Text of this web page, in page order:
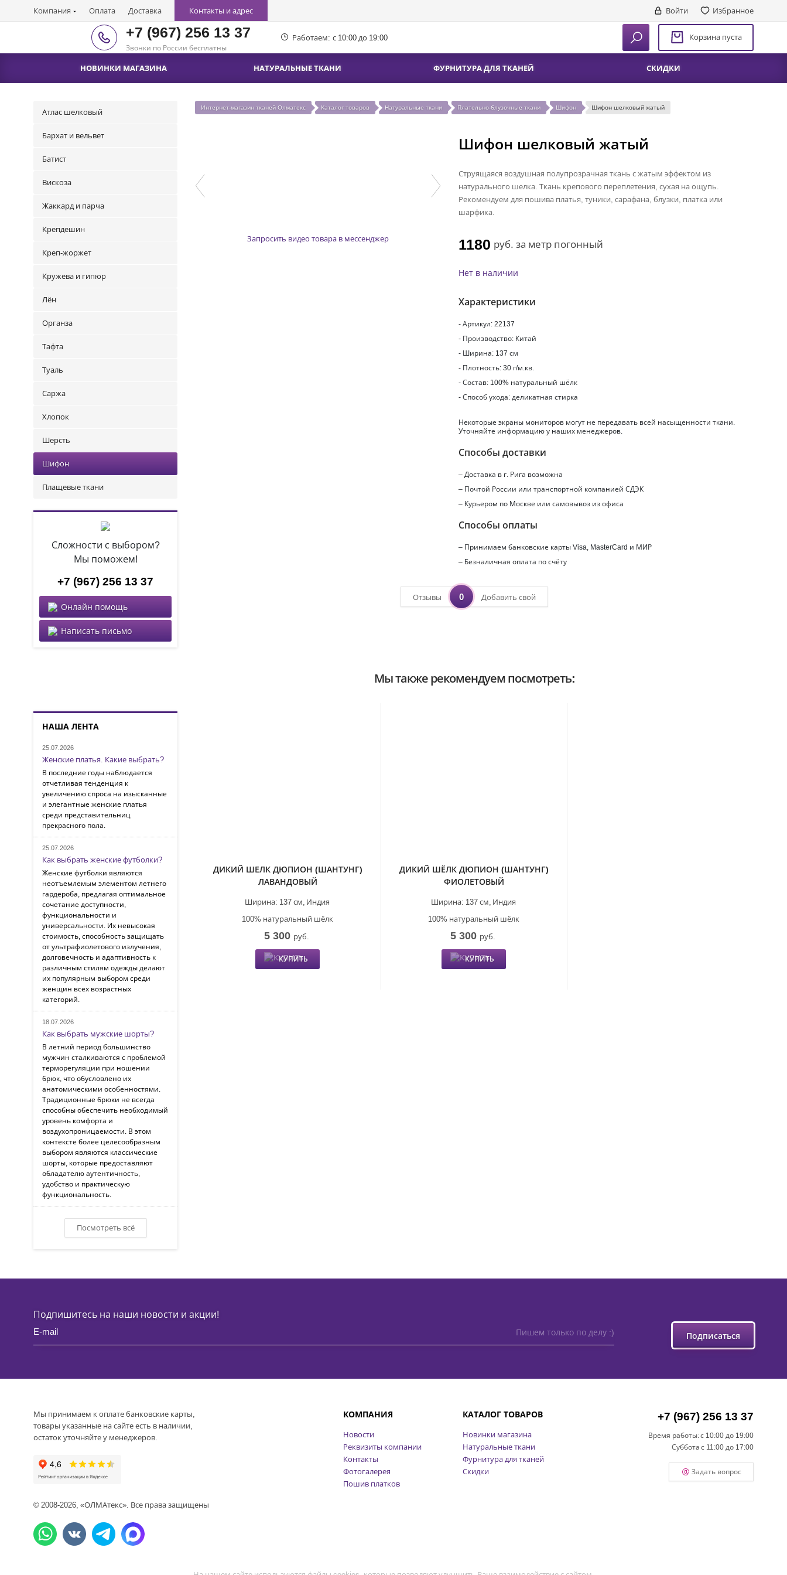
Компания Оплата Доставка Контакты и адрес Войти Избранное
+7 (967) 256 13 37
Звонки по России бесплатны
Работаем: с 10:00 до 19:00 Корзина пуста
НОВИНКИ МАГАЗИНА НАТУРАЛЬНЫЕ ТКАНИ ФУРНИТУРА ДЛЯ ТКАНЕЙ СКИДКИ
Атлас шелковый
Бархат и вельвет
Батист
Вискоза
Жаккард и парча
Крепдешин
Креп-жоржет
Кружева и гипюр
Лён
Органза
Тафта
Туаль
Саржа
Хлопок
Шерсть
Шифон
Плащевые ткани
Сложности с выбором?
Мы поможем!
+7 (967) 256 13 37
Онлайн помощь
Написать письмо
НАША ЛЕНТА
25.07.2026
Женские платья. Какие выбрать?
В последние годы наблюдается
отчетливая тенденция к
увеличению спроса на изысканные
и элегантные женские платья
среди представительниц
прекрасного пола.
25.07.2026
Как выбрать женские футболки?
Женские футболки являются
неотъемлемым элементом летнего
гардероба, предлагая оптимальное
сочетание доступности,
функциональности и
универсальности. Их невысокая
стоимость, способность защищать
от ультрафиолетового излучения,
долговечность и адаптивность к
различным стилям одежды делают
их популярным выбором среди
женщин всех возрастных
категорий.
18.07.2026
Как выбрать мужские шорты?
В летний период большинство
мужчин сталкиваются с проблемой
терморегуляции при ношении
брюк, что обусловлено их
анатомическими особенностями.
Традиционные брюки не всегда
способны обеспечить необходимый
уровень комфорта и
воздухопроницаемости. В этом
контексте более целесообразным
выбором являются классические
шорты, которые предоставляют
обладателю аутентичность,
удобство и практическую
функциональность.
Посмотреть всё
Интернет-магазин тканей Олматекс Каталог товаров Натуральные ткани Плательно-блузочные ткани Шифон Шифон шелковый жатый
Запросить видео товара в мессенджер
Шифон шелковый жатый
Струящаяся воздушная полупрозрачная ткань с жатым эффектом из
натурального шелка. Ткань крепового переплетения, сухая на ощупь.
Рекомендуем для пошива платья, туники, сарафана, блузки, платка или
шарфика.
1180 руб. за метр погонный
Нет в наличии
Характеристики
- Артикул: 22137
- Производство: Китай
- Ширина: 137 см
- Плотность: 30 г/м.кв.
- Состав: 100% натуральный шёлк
- Способ ухода: деликатная стирка
Некоторые экраны мониторов могут не передавать всей насыщенности ткани.
Уточняйте информацию у наших менеджеров.
Способы доставки
– Доставка в г. Рига возможна
– Почтой России или транспортной компанией СДЭК
– Курьером по Москве или самовывоз из офиса
Способы оплаты
– Принимаем банковские карты Visa, MasterCard и МИР
– Безналичная оплата по счёту
Отзывы 0 Добавить свой
Мы также рекомендуем посмотреть:
ДИКИЙ ШЕЛК ДЮПИОН (ШАНТУНГ)
ЛАВАНДОВЫЙ
Индия
Ширина: 137 см,
100% натуральный шёлк
5 300 руб.
КУПИТЬ
ДИКИЙ ШЁЛК ДЮПИОН (ШАНТУНГ)
ФИОЛЕТОВЫЙ
Индия
Ширина: 137 см,
100% натуральный шёлк
5 300 руб.
КУПИТЬ
Подпишитесь на наши новости и акции!
Пишем только по делу :) Подписаться
Мы принимаем к оплате банковские карты,
товары указанные на сайте есть в наличии,
остаток уточняйте у менеджеров.
© 2008-2026, «ОЛМАтекс». Все права защищены
КОМПАНИЯ
Новости
Реквизиты компании
Контакты
Фотогалерея
Пошив платков
КАТАЛОГ ТОВАРОВ
Новинки магазина
Натуральные ткани
Фурнитура для тканей
Скидки
+7 (967) 256 13 37
Время работы:с 10:00 до 19:00
Субботас 11:00 до 17:00
Задать вопрос